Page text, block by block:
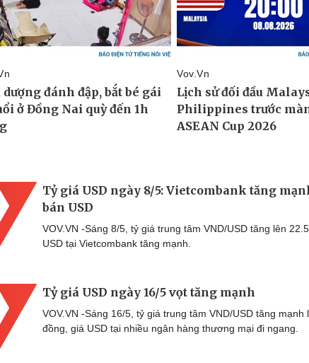
Tỷ giá USD ngày 8/5: Vietcombank tăng
bán USD
VOV.VN -Sáng 8/5, tỷ giá trung tâm VND/USD tăng lên
USD tại Vietcombank tăng mạnh.
Tỷ giá USD ngày 16/5 vọt tăng mạnh
VOV.VN -Sáng 16/5, tỷ giá trung tâm VND/USD tăng mạnh
đồng, giá USD tại nhiều ngân hàng thương mại đi ngang.